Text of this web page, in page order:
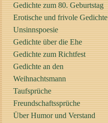
Gedichte zum 80. Geburtstag
Erotische und frivole Gedichte
Unsinnspoesie
Gedichte über die Ehe
Gedichte zum Richtfest
Gedichte an den
Weihnachtsmann
Taufsprüche
Freundschaftssprüche
Über Humor und Verstand